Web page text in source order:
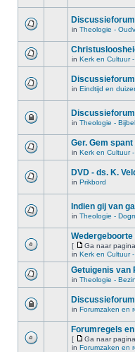
in Theologie -
in Kerk en Cultuur
in Eindtijd en
in Theologie -
Ger. Gem
in Kerk en Cultuur
DVD - ds. K.
in Prikbord
Indien gij van
in Theologie -
[ Ga naar
in Kerk en Cultuur
Getuigenis van
in Theologie -
in Forumzaken en
Forumregels
[ Ga naar
in Forumzaken en